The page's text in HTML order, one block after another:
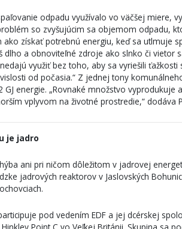
odpadu využívalo vo väčšej miere,
so zvyšujúcim sa objemom odpadu,
ako získať potrebnú energiu, keď sa utlmuje
a obnoviteľné zdroje ako slnko či vietor
využiť bez toho, aby sa vyriešili
od počasia.“ Z jednej tony
GJ energie. „Rovnaké množstvo vyprodukuje
vplyvom na životné prostredie,“ dodáva
je jadro
ani pri ničom dôležitom v jadrovej
jadrových reaktorov v Jaslovských
pod vedením EDF a jej dcérskej